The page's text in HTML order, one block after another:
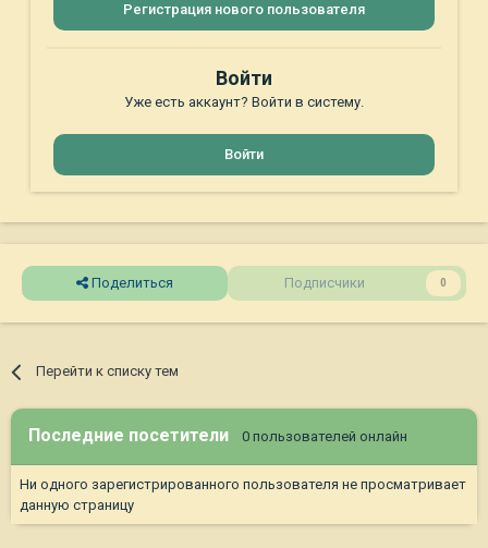
Регистрация нового пользователя
Войти
Уже есть аккаунт? Войти в систему.
Войти
Поделиться Подписчики 0
Перейти к списку тем
Последние посетители 0 пользователей онлайн
Ни одного зарегистрированного пользователя не просматривает
данную страницу